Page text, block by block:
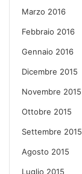
Marzo 2016
Febbraio 2016
Gennaio 2016
Dicembre 2015
Novembre 2015
Ottobre 2015
Settembre 2015
Agosto 2015
Luglio 2015